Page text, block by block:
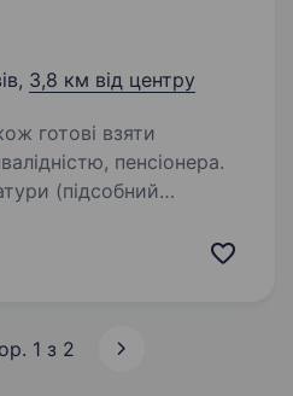
3,8 км від центру
готові взяти
пенсіонера.
(підсобний
макулатури (картону
1 з 2